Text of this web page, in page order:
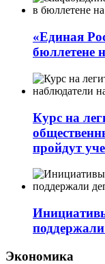
«Единая
бюллетене
Курс на
пройдут
Экономика